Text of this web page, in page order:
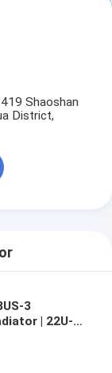
Shaoshan
District,
3
| 22U-